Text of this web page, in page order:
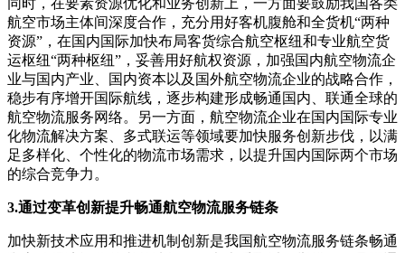
同时，在要素资源优化和业务创新上，一方面要鼓励我国各类
航空市场主体间深度合作，充分用好客机腹舱和全货机“两种
资源”，在国内国际加快布局客货综合航空枢纽和专业航空货
运枢纽“两种枢纽”，妥善用好航权资源，加强国内航空物流企
业与国内产业、国内资本以及国外航空物流企业的战略合作，
稳步有序增开国际航线，逐步构建形成畅通国内、联通全球的
航空物流服务网络。
另一方面，航空物流企业在国内国际专业
化物流解决方案、多式联运等领域要加快服务创新步伐，以满
足多样化、个性化的物流市场需求，以提升国内国际两个市场
的综合竞争力。
3.通过变革创新提升畅通航空物流服务链条
加快新技术应用和推进机制创新是我国航空物流服务链条畅通